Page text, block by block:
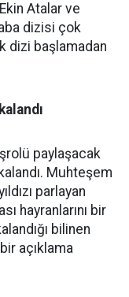
Atalar ve
dizisi çok
dizi başlamadan
paylaşacak
Muhteşem
parlayan
hayranlarını bir
bilinen
açıklama